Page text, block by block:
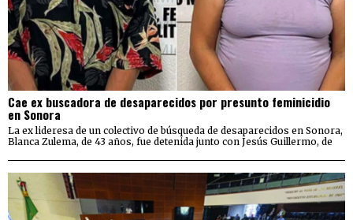
Cae ex buscadora de desaparecidos por presunto feminicidio
en Sonora
La ex lideresa de un colectivo de búsqueda de desaparecidos en Sonora,
Blanca Zulema, de 43 años, fue detenida junto con Jesús Guillermo, de